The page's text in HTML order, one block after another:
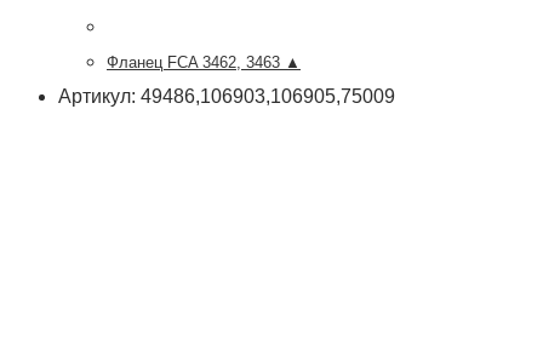
Фланец FCA 3462, 3463 ▲
Артикул: 49486,106903,106905,75009